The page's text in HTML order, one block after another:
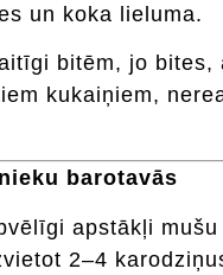
un koka lieluma.
bitēm, jo bites,
kukaiņiem,
barotavās
apstākļi mušu
2–4